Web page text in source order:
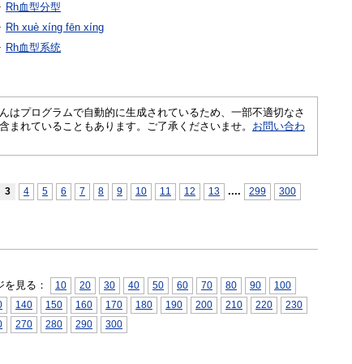
Rh血型分型
Rh xuè xíng fēn xíng
Rh血型系统
はプログラムで自動的に生成されているため、一部不適切なさ
まれていることもあります。ご了承くださいませ。 お問い合わ
3 4 5 6 7 8 9 10 11 12 13 .... 299
300
を見る： 10 20 30 40 50 60 70 80 90
100
140 150 160 170 180 190 200 210 220
230
270 280 290 300